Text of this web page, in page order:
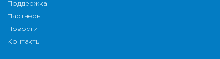
Поддержка
Партнеры
Новости
Контакты